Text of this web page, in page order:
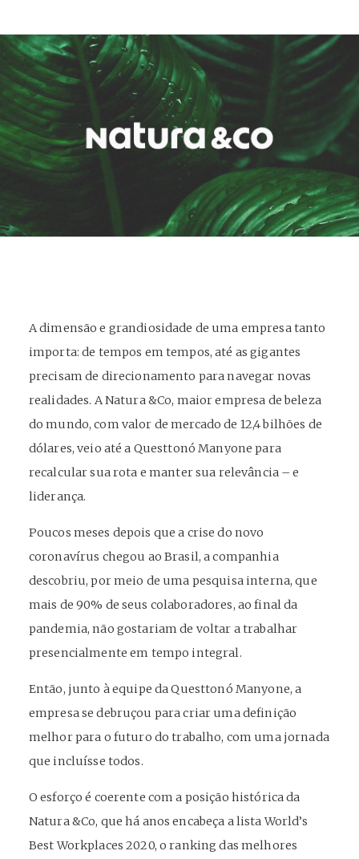
A dimensão e grandiosidade de uma empresa tanto
importa: de tempos em tempos, até as gigantes
precisam de direcionamento para navegar novas
realidades. A Natura &Co, maior empresa de beleza
do mundo, com valor de mercado de 12,4 bilhões de
dólares, veio até a Questtonó Manyone para
recalcular sua rota e manter sua relevância – e
liderança.
Poucos meses depois que a crise do novo
coronavírus chegou ao Brasil, a companhia
descobriu, por meio de uma pesquisa interna, que
mais de 90% de seus colaboradores, ao final da
pandemia, não gostariam de voltar a trabalhar
presencialmente em tempo integral.
Então, junto à equipe da Questtonó Manyone, a
empresa se debruçou para criar uma definição
melhor para o futuro do trabalho, com uma jornada
que incluísse todos.
O esforço é coerente com a posição histórica da
Natura &Co, que há anos encabeça a lista World’s
Best Workplaces 2020, o ranking das melhores